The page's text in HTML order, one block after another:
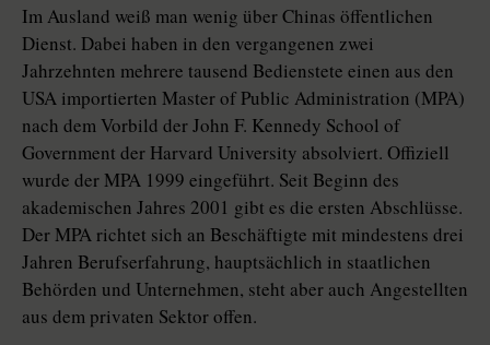
Im Ausland weiß man wenig über Chinas öffentlichen
Dienst. Dabei haben in den vergangenen zwei
Jahrzehnten mehrere tausend Bedienstete einen aus den
USA importierten Master of Public Administration (MPA)
nach dem Vorbild der John F. Kennedy School of
Government der Harvard University absolviert. Offiziell
wurde der MPA 1999 eingeführt. Seit Beginn des
akademischen Jahres 2001 gibt es die ersten Abschlüsse.
Der MPA richtet sich an Beschäftigte mit mindestens drei
Jahren Berufserfahrung, hauptsächlich in staatlichen
Behörden und Unternehmen, steht aber auch Angestellten
aus dem privaten Sektor offen.